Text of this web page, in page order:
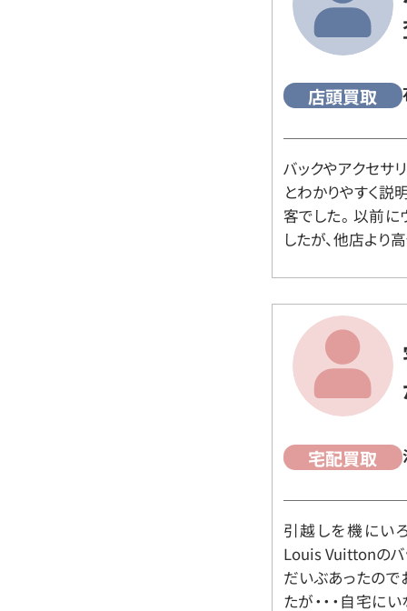
店頭買取
バックやアクセサ
とわかりやすく説
客でした。 以前
したが、他店より
宅配買取
引越しを機にい
Louis Vuittonのバ
だいぶあったので
たが・・・自宅に